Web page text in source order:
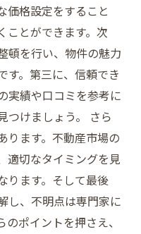
価格設定をすること
ことができます。次
頓を行い、物件の魅力
す。第三に、信頼でき
実績や口コミを参考に
つけましょう。 さら
ります。不動産市場の
適切なタイミングを見
ります。そして最後
し、不明点は専門家に
ポイントを押さえ、